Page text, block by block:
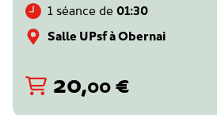
1 séance de 01:30
Salle UPsf à Obernai
20,00€